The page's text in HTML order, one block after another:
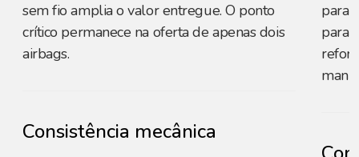
sem fio amplia o valor entregue. O ponto
crítico permanece na oferta de apenas dois
airbags.
Consistência mecânica
para
para